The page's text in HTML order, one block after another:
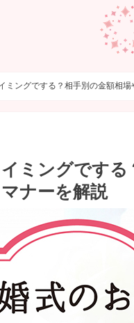
ミングでする？相手別の金額相
ミングでする
ナーを解説